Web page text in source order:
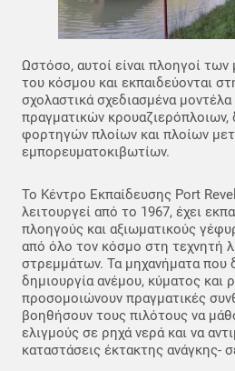
Ωστόσο, αυτοί είναι πλοηγοί
του κόσμου και εκπαιδεύονται
σχολαστικά σχεδιασμένα μοντέλα
πραγματικών κρουαζιερόπλοιων,
φορτηγών πλοίων και πλοίων
εμπορευματοκιβωτίων.
Το Κέντρο Εκπαίδευσης Port
λειτουργεί από το 1967, έχει
πλοηγούς και αξιωματικούς
από όλο τον κόσμο στη τεχνητή
στρεμμάτων. Τα μηχανήματα που
δημιουργία ανέμου, κύματος και
προσομοιώνουν πραγματικές
βοηθήσουν τους πιλότους να
ελιγμούς σε ρηχά νερά και να
καταστάσεις έκτακτης ανάγκης-